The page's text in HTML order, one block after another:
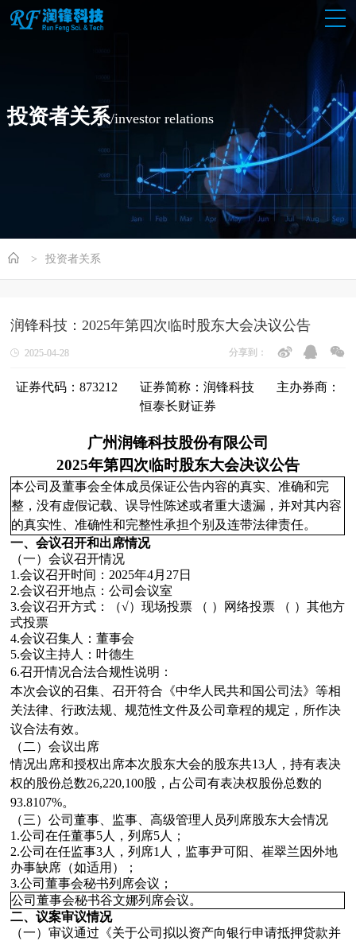
投资者关系/investor relations
投资者关系
润锋科技：2025年第四次临时股东大会决议公告
2025-04-28 分享到：
证券代码： 873212 证券简称： 润锋科技
主办券商：
恒泰长财证券
广州润锋科技股份有限公司
2025年第四次临时股东大会决议公告
本公司及董事会全体成员保证公告内容的真实、准确和完
整，没有虚假记载、误导性陈述或者重大遗漏，并对其内容
的真实性、准确性和完整性承担个别及连带法律责任。
一、会议召开和出席情况
（一）会议召开情况
1.会议召开时间：2025年4月27日
2.会议召开地点：公司会议室
3.会议召开方式：
（√）现场投票 （ ）网络投票 （ ）其他方
式投票
4.会议召集人：董事会
5.会议主持人：叶德生
6.召开情况合法合规性说明 ：
本次会议的召集、召开符合《中华人民共和国公司法》等相
关法律、行政法规、规范性文件及公司章程的规定，所作决
议合法有效。
（二）会议出席
情况出席和授权出席本次股东大会的股东共13人，持有表决
权的股份总数26,220,100股，占公司有表决权股份总数的
93.8107%。
（三）公司董事、监事、高级管理人员列席股东大会情况
1.公司在任董事5人，列席5人；
2.公司在任监事3人，列席1人，监事尹可阳、崔翠兰因外地
办事缺席（如适用）；
3.公司董事会秘书列席会议；
公司董事会秘书谷文娜列席会议。
二、议案审议情况
（一）审议通过《关于公司拟以资产向银行申请抵押贷款并